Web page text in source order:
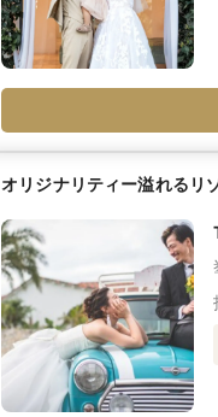
オリジナリティー溢れるリ